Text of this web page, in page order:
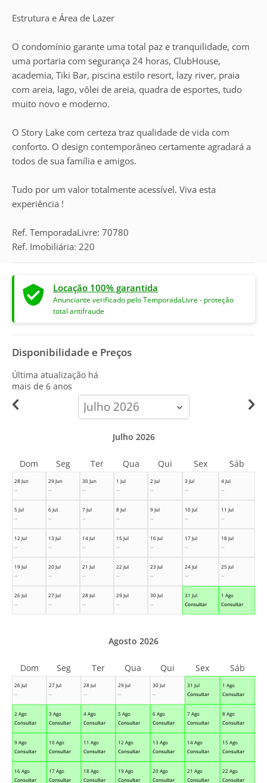
Estrutura e Área de Lazer
O condomínio garante uma total paz e tranquilidade, com
uma portaria com segurança 24 horas, ClubHouse,
academia, Tiki Bar, piscina estilo resort, lazy river, praia
com areia, lago, vôlei de areia, quadra de esportes, tudo
muito novo e moderno.
O Story Lake com certeza traz qualidade de vida com
conforto. O design contemporâneo certamente agradará a
todos de sua família e amigos.
Tudo por um valor totalmente acessível. Viva esta
experiência !
Ref. TemporadaLivre: 70780
Ref. Imobiliária: 220
Locação 100% garantida
Anunciante verificado pelo TemporadaLivre - proteção
total antifraude
Disponibilidade e Preços
Última atualização há
mais de 6 anos
calendar-
month
28 Jun
--
29 Jun
--
30 Jun
--
1 Jul
--
2 Jul
--
3 Jul
--
4 Jul
--
5 Jul
--
6 Jul
--
7 Jul
--
8 Jul
--
9 Jul
--
10 Jul
--
11 Jul
--
12 Jul
--
13 Jul
--
14 Jul
--
15 Jul
--
16 Jul
--
17 Jul
--
18 Jul
--
19 Jul
--
20 Jul
--
21 Jul
--
22 Jul
--
23 Jul
--
24 Jul
--
25 Jul
--
26 Jul
--
27 Jul
--
28 Jul
--
29 Jul
--
30 Jul
--
31 Jul
Consultar
1 Ago
Consultar
Julho 2026
Dom Seg Ter Qua Qui Sex Sáb
26 Jul
--
27 Jul
--
28 Jul
--
29 Jul
--
30 Jul
--
31 Jul
Consultar
1 Ago
Consultar
2 Ago
Consultar
3 Ago
Consultar
4 Ago
Consultar
5 Ago
Consultar
6 Ago
Consultar
7 Ago
Consultar
8 Ago
Consultar
9 Ago
Consultar
10 Ago
Consultar
11 Ago
Consultar
12 Ago
Consultar
13 Ago
Consultar
14 Ago
Consultar
15 Ago
Consultar
16 Ago
Consultar
17 Ago
Consultar
18 Ago
Consultar
19 Ago
Consultar
20 Ago
Consultar
21 Ago
Consultar
22 Ago
Consultar
Agosto 2026
Dom Seg Ter Qua Qui Sex Sáb